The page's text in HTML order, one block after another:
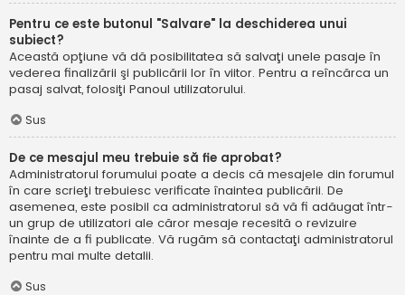
Pentru ce este butonul "Salvare" la deschiderea unui
subiect?
Această opţiune vă dă posibilitatea să salvaţi unele pasaje în
vederea finalizării şi publicării lor în viitor. Pentru a reîncărca un
pasaj salvat, folosiţi Panoul utilizatorului.
Sus
De ce mesajul meu trebuie să fie aprobat?
Administratorul forumului poate a decis că mesajele din forumul
în care scrieţi trebuiesc verificate înaintea publicării. De
asemenea, este posibil ca administratorul să vă fi adăugat într-
un grup de utilizatori ale căror mesaje recesită o revizuire
înainte de a fi publicate. Vă rugăm să contactaţi administratorul
pentru mai multe detalii.
Sus